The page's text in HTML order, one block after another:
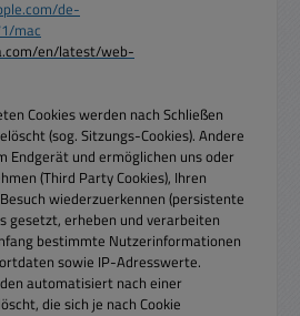
de-
mac
en/latest/web-
Cookies werden nach Schließen
(sog. Sitzungs-Cookies). Andere
Endgerät und ermöglichen uns oder
(Third Party Cookies), Ihren
wiederzuerkennen (persistente
gesetzt, erheben und verarbeiten
bestimmte Nutzerinformationen
sowie IP-Adresswerte.
automatisiert nach einer
die sich je nach Cookie